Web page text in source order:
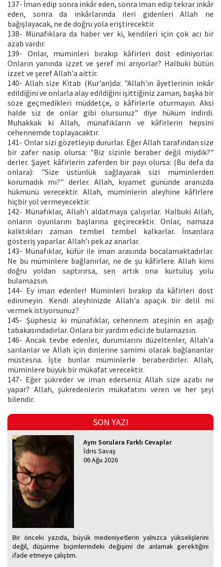
137- İman edip sonra inkâr eden, sonra iman edip tekrar inkâr
eden, sonra da inkârlarında ileri gidenleri Allah ne
bağışlayacak, ne de doğru yola eriştirecektir.
138- Münafıklara da haber ver ki, kendileri için çok acı bir
azab vardır.
139- Onlar, müminleri bırakıp kâfirleri dost ediniyorlar.
Onların yanında izzet ve şeref mi arıyorlar? Halbuki bütün
izzet ve şeref Allah'a aittir.
140- Allah size Kitab (Kur'an)da: "Allah'ın âyetlerinin inkâr
edildiğini ve onlarla alay edildiğini işittiğiniz zaman, başka bir
söze geçmedikleri müddetçe, o kâfirlerle oturmayın. Aksi
halde siz de onlar gibi olursunuz" diye hüküm indirdi.
Muhakkak ki Allah, münafıkların ve kâfirlerin hepsini
cehennemde toplayacaktır.
141- Onlar sizi gözetleyip dururlar. Eğer Allah tarafından size
bir zafer nasip olursa: "Biz sizinle beraber değil miydik?"
derler. Şayet kâfirlerin zaferden bir payı olursa: (Bu defa da
onlara): "Size üstünlük sağlayarak sizi müminlerden
korumadık mı?" derler. Allah, kıyamet gününde aranızda
hükmünü verecektir. Allah, müminlerin aleyhine kâfirlere
hiçbir yol vermeyecektir.
142- Münafıklar, Allah'ı aldatmaya çalışırlar. Halbuki Allah,
onların oyunlarını başlarına geçirecektir. Onlar, namaza
kalktıkları zaman tembel tembel kalkarlar. İnsanlara
gösteriş yaparlar. Allah'ı pek az anarlar.
143- Münafıklar, küfür ile iman arasında bocalamaktadırlar.
Ne bu müminlere bağlanırlar, ne de şu kâfirlere. Allah kimi
doğru yoldan saptırırsa, sen artık ona kurtuluş yolu
bulamazsın.
144- Ey iman edenler! Müminleri bırakıp da kâfirleri dost
edinmeyin. Kendi aleyhinizde Allah'a apaçık bir delil mi
vermek istiyorsunuz?
145- Şüphesiz ki münafıklar, cehennem ateşinin en aşağı
tabakasındadırlar. Onlara bir yardım edici de bulamazsın.
146- Ancak tevbe edenler, durumlarını düzeltenler, Allah'a
sarılanlar ve Allah için dinlerine samimi olarak bağlananlar
müstesna. İşte bunlar müminlerle beraberdirler. Allah,
müminlere büyük bir mükafat verecektir.
147- Eğer şükreder ve iman ederseniz Allah size azabı ne
yapar? Allah, şükredenlerin mükafatını veren ve her şeyi
bilendir.
SON YAZI
Aynı Sorulara Farklı Cevaplar
İdris Savaş
06 Ağu 2026
Bir önceki yazıda, büyük medeniyetlerin yalnızca yükselişlerini
değil, düşünme biçimlerindeki değişimi de anlamak gerektiğini
ifade etmeye çalıştım.